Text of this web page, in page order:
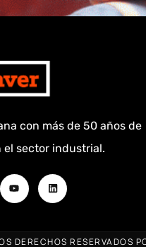
con más de 50 años de
el sector industrial.
DERECHOS RESERVADOS